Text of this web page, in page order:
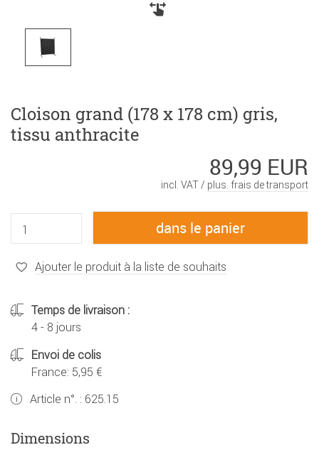
Cloison grand (178 x 178 cm) gris,
tissu anthracite
89,99 EUR
incl. VAT / plus. frais de transport
Ajouter le produit à la liste de souhaits
Temps de livraison :
4 - 8 jours
Envoi de colis
France: 5,95 €
Article n°. : 625.15
Dimensions